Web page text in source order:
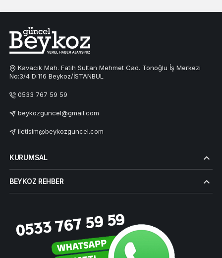
Kavacık Mah. Fatih Sultan Mehmet Cad. Tonoğlu İş Merkezi
No:3/4 D:116 Beykoz/İSTANBUL
0533 767 59 59
beykozguncel@gmail.com
iletisim@beykozguncel.com
KURUMSAL
BEYKOZ REHBER